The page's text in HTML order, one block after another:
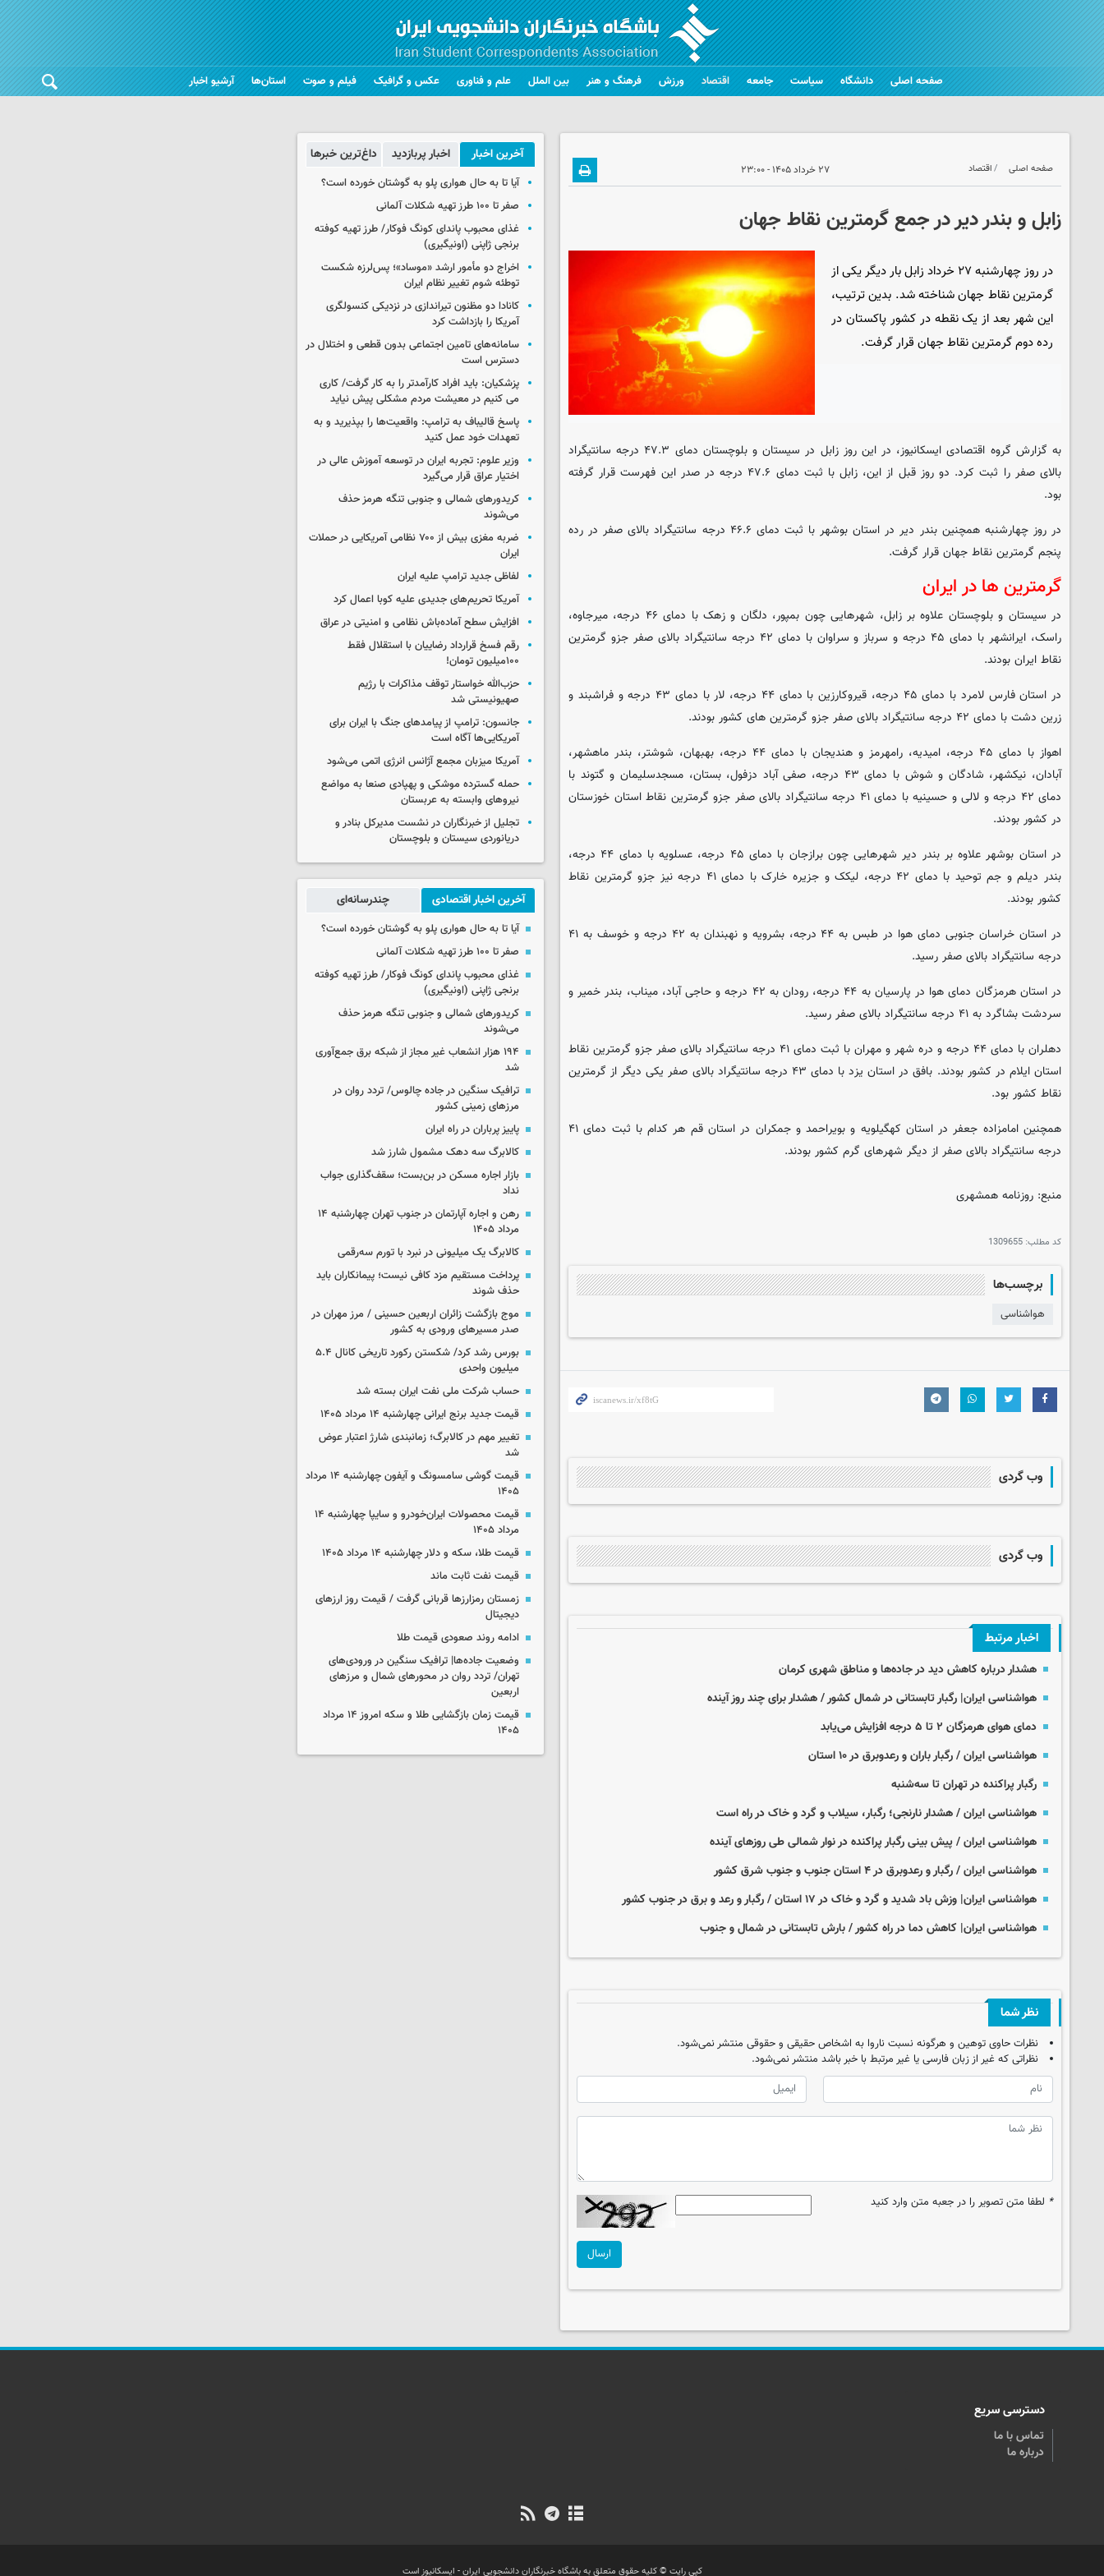
صفحه اصلی دانشگاه سیاست جامعه اقتصاد ورزش فرهنگ و هنر بین الملل علم و فناوری عکس و گرافیک فیلم و صوت استان‌ها آرشیو اخبار
صفحه اصلی اقتصاد ۲۷ خرداد ۱۴۰۵ - ۲۳:۰۰
زابل و بندر دیر در جمع گرمترین نقاط جهان
در روز چهارشنبه ۲۷ خرداد زابل بار دیگر یکی از
گرمترین نقاط جهان شناخته شد. بدین ترتیب،
این شهر بعد از یک نقطه در کشور پاکستان در
رده دوم گرمترین نقاط جهان قرار گرفت.
به گزارش گروه اقتصادی ایسکانیوز، در این روز زابل در سیستان و بلوچستان دمای ۴۷.۳ درجه سانتیگراد
بالای صفر را ثبت کرد. دو روز قبل از این، زابل با ثبت دمای ۴۷.۶ درجه در صدر این فهرست قرار گرفته
بود.
در روز چهارشنبه همچنین بندر دیر در استان بوشهر با ثبت دمای ۴۶.۶ درجه سانتیگراد بالای صفر در رده
پنجم گرمترین نقاط جهان قرار گرفت.
گرمترین ها در ایران
در سیستان و بلوچستان علاوه بر زابل، شهرهایی چون بمپور، دلگان و زهک با دمای ۴۶ درجه، میرجاوه،
راسک، ایرانشهر با دمای ۴۵ درجه و سرباز و سراوان با دمای ۴۲ درجه سانتیگراد بالای صفر جزو گرمترین
نقاط ایران بودند.
در استان فارس لامرد با دمای ۴۵ درجه، قیروکارزین با دمای ۴۴ درجه، لار با دمای ۴۳ درجه و فراشبند و
زرین دشت با دمای ۴۲ درجه سانتیگراد بالای صفر جزو گرمترین های کشور بودند.
اهواز با دمای ۴۵ درجه، امیدیه، رامهرمز و هندیجان با دمای ۴۴ درجه، بهبهان، شوشتر، بندر ماهشهر،
آبادان، نیکشهر، شادگان و شوش با دمای ۴۳ درجه، صفی آباد دزفول، بستان، مسجدسلیمان و گتوند با
دمای ۴۲ درجه و لالی و حسینیه با دمای ۴۱ درجه سانتیگراد بالای صفر جزو گرمترین نقاط استان خوزستان
در کشور بودند.
در استان بوشهر علاوه بر بندر دیر شهرهایی چون برازجان با دمای ۴۵ درجه، عسلویه با دمای ۴۴ درجه،
بندر دیلم و جم توحید با دمای ۴۲ درجه، لیکک و جزیره خارک با دمای ۴۱ درجه نیز جزو گرمترین نقاط
کشور بودند.
در استان خراسان جنوبی دمای هوا در طبس به ۴۴ درجه، بشرویه و نهبندان به ۴۲ درجه و خوسف به ۴۱
درجه سانتیگراد بالای صفر رسید.
در استان هرمزگان دمای هوا در پارسیان به ۴۴ درجه، رودان به ۴۲ درجه و حاجی آباد، میناب، بندر خمیر و
سردشت بشاگرد به ۴۱ درجه سانتیگراد بالای صفر رسید.
دهلران با دمای ۴۴ درجه و دره شهر و مهران با ثبت دمای ۴۱ درجه سانتیگراد بالای صفر جزو گرمترین نقاط
استان ایلام در کشور بودند. بافق در استان یزد با دمای ۴۳ درجه سانتیگراد بالای صفر یکی دیگر از گرمترین
نقاط کشور بود.
همچنین امامزاده جعفر در استان کهگیلویه و بویراحمد و جمکران در استان قم هر کدام با ثبت دمای ۴۱
درجه سانتیگراد بالای صفر از دیگر شهرهای گرم کشور بودند.
منبع: روزنامه همشهری
کد مطلب: 1309655
برچسب‌ها
هواشناسی
وب گردی
وب گردی
اخبار مرتبط
هشدار درباره کاهش دید در جاده‌ها و مناطق شهری کرمان
هواشناسی ایران| رگبار تابستانی در شمال کشور / هشدار برای چند روز آینده
دمای هوای هرمزگان ۲ تا ۵ درجه افزایش می‌یابد
هواشناسی ایران / رگبار باران و رعدوبرق در ۱۰ استان
رگبار پراکنده در تهران تا سه‌شنبه
هواشناسی ایران / هشدار نارنجی؛ رگبار، سیلاب و گرد و خاک در راه است
هواشناسی ایران / ­پیش بینی رگبار پراکنده در نوار شمالی طی روزهای آینده
هواشناسی ایران / رگبار و رعدوبرق در ۴ استان جنوب و جنوب شرق کشور
هواشناسی ایران| وزش باد شدید و گرد و خاک در ۱۷ استان / رگبار و رعد و برق در جنوب کشور
هواشناسی ایران| کاهش دما در راه کشور / بارش تابستانی در شمال و جنوب
نظر شما
نظرات حاوی توهین و هرگونه نسبت ناروا به اشخاص حقیقی و حقوقی منتشر نمی‌شود.
نظراتی که غیر از زبان فارسی یا غیر مرتبط با خبر باشد منتشر نمی‌شود.
* لطفا متن تصویر را در جعبه متن وارد کنید
ارسال
آخرین اخبار اخبار پربازدید داغ‌ترین خبرها
آیا تا به حال هواری پلو به گوشتان خورده است؟
صفر تا ۱۰۰ طرز تهیه شکلات آلمانی
غذای محبوب پاندای کونگ فوکار/ طرز تهیه کوفته
برنجی ژاپنی (اونیگیری)
اخراج دو مأمور ارشد «موساد»؛ پس‌لرزه شکست
توطئه شوم تغییر نظام ایران
کانادا دو مظنون تیراندازی در نزدیکی کنسولگری
آمریکا را بازداشت کرد
سامانه‌های تامین اجتماعی بدون قطعی و اختلال در
دسترس است
پزشکیان: باید افراد کارآمدتر را به کار گرفت/ کاری
می کنیم در معیشت مردم مشکلی پیش نیاید
پاسخ قالیباف به ترامپ: واقعیت‌ها را بپذیرید و به
تعهدات خود عمل کنید
وزیر علوم: تجربه ایران در توسعه آموزش عالی در
اختیار عراق قرار می‌گیرد
کریدورهای شمالی و جنوبی تنگه هرمز حذف
می‌شوند
ضربه مغزی بیش از ۷۰۰ نظامی آمریکایی در حملات
ایران
لفاظی جدید ترامپ علیه ایران
آمریکا تحریم‌های جدیدی علیه کوبا اعمال کرد
افزایش سطح آماده‌باش نظامی و امنیتی در عراق
رقم فسخ قرارداد رضاییان با استقلال فقط
۱۰۰میلیون تومان!
حزب‌الله خواستار توقف مذاکرات با رژیم
صهیونیستی شد
جانسون: ترامپ از پیامدهای جنگ با ایران برای
آمریکایی‌ها آگاه است
آمریکا میزبان مجمع آژانس انرژی اتمی می‌شود
حمله گسترده موشکی و پهپادی صنعا به مواضع
نیروهای وابسته به عربستان
تجلیل از خبرنگاران در نشست مدیرکل بنادر و
دریانوردی سیستان و بلوچستان
آخرین اخبار اقتصادی چندرسانه‌ای
آیا تا به حال هواری پلو به گوشتان خورده است؟
صفر تا ۱۰۰ طرز تهیه شکلات آلمانی
غذای محبوب پاندای کونگ فوکار/ طرز تهیه کوفته
برنجی ژاپنی (اونیگیری)
کریدورهای شمالی و جنوبی تنگه هرمز حذف
می‌شوند
۱۹۴ هزار انشعاب غیر مجاز از شبکه برق جمع‌آوری
شد
ترافیک سنگین در جاده چالوس/ تردد روان در
مرزهای زمینی کشور
پاییز پرباران در راه ایران
کالابرگ سه دهک مشمول شارز شد
بازار اجاره مسکن در بن‌بست؛ سقف‌گذاری جواب
نداد
رهن و اجاره آپارتمان در جنوب تهران چهارشنبه ۱۴
مرداد ۱۴۰۵
کالابرگ یک میلیونی در نبرد با تورم سه‌رقمی
پرداخت مستقیم مزد کافی نیست؛ پیمانکاران باید
حذف شوند
موج بازگشت زائران اربعین حسینی / مرز مهران در
صدر مسیرهای ورودی به کشور
بورس رشد کرد/ شکستن رکورد تاریخی کانال ۵.۴
میلیون واحدی
حساب‌ شرکت ملی نفت ایران بسته شد
قیمت جدید برنج ایرانی چهارشنبه ۱۴ مرداد ۱۴۰۵
تغییر مهم در کالابرگ؛ زمانبندی‌ شارژ اعتبار عوض
شد
قیمت گوشی سامسونگ و آیفون چهارشنبه ۱۴ مرداد
۱۴۰۵
قیمت محصولات ایران‌خودرو و سایپا چهارشنبه ۱۴
مرداد ۱۴۰۵
قیمت طلا، سکه و دلار چهارشنبه ۱۴ مرداد ۱۴۰۵
قیمت نفت ثابت ماند
زمستان رمزارزها قربانی گرفت / قیمت روز ارزهای
دیجیتال
ادامه روند صعودی قیمت طلا
وضعیت جاده‌ها| ترافیک سنگین در ورودی‌های
تهران/ تردد روان در محورهای شمال و مرزهای
اربعین
قیمت زمان بازگشایی طلا و سکه امروز ۱۴ مرداد
۱۴۰۵
دسترسی سریع
تماس با ما
درباره ما
کپی رایت © کلیه حقوق متعلق به باشگاه خبرنگاران دانشجویی ایران - ایسکانیوز است